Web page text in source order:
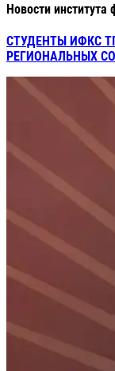
Новости института
СТУДЕНТЫ ИФКС
РЕГИОНАЛЬНЫХ